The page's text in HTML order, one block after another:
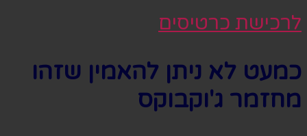
לרכישת כרטיסים
כמעט לא ניתן להאמין שזהו
מחזמר ג'וקבוקס